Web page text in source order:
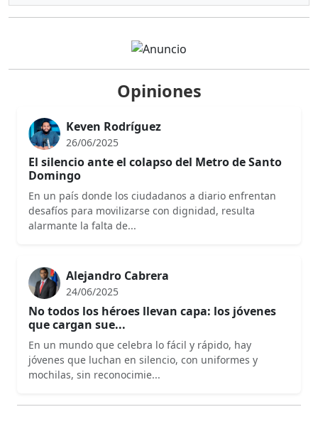
Opiniones
26/06/2025
El silencio ante el colapso del Metro de Santo
Domingo
En un país donde los ciudadanos a diario enfrentan
desafíos para movilizarse con dignidad, resulta
alarmante la falta de...
24/06/2025
No todos los héroes llevan capa: los jóvenes
que cargan sue...
En un mundo que celebra lo fácil y rápido, hay
jóvenes que luchan en silencio, con uniformes y
mochilas, sin reconocimie...